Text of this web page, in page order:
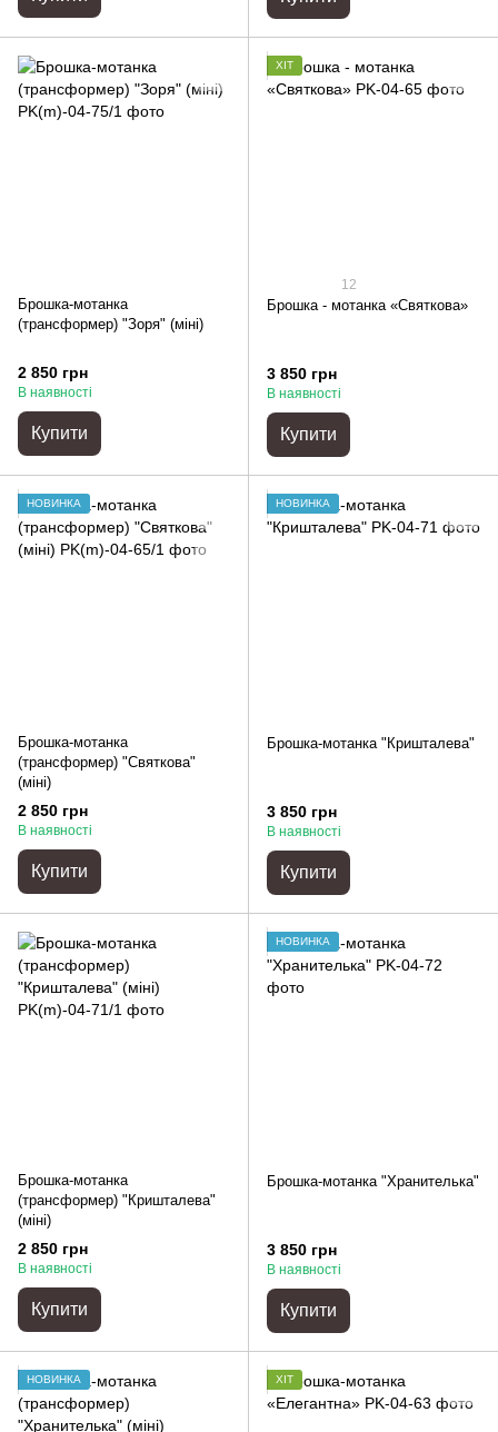
Брошка-мотанка
(трансформер) "Зоря" (міні)
2 850 грн
В наявності
Купити
ХІТ
12
Брошка - мотанка «Святкова»
3 850 грн
В наявності
Купити
НОВИНКА
Брошка-мотанка
(трансформер) "Святкова"
(міні)
2 850 грн
В наявності
Купити
НОВИНКА
Брошка-мотанка "Кришталева"
3 850 грн
В наявності
Купити
Брошка-мотанка
(трансформер) "Кришталева"
(міні)
2 850 грн
В наявності
Купити
НОВИНКА
Брошка-мотанка "Хранителька"
3 850 грн
В наявності
Купити
НОВИНКА ХІТ